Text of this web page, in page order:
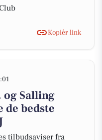
Kopiér link
og Salling
de bedste
tilbudsaviser fra